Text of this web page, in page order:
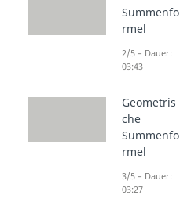
Summenfo
rmel
2/5 – Dauer:
03:43
Geometris
che
Summenfo
rmel
3/5 – Dauer:
03:27